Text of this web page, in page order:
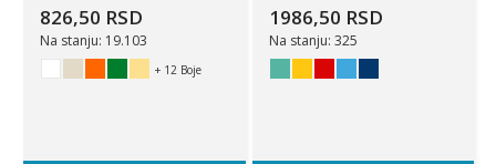
826,50 RSD
Na stanju: 19.103
+ 12 Boje
1986,50 RSD
Na stanju: 325